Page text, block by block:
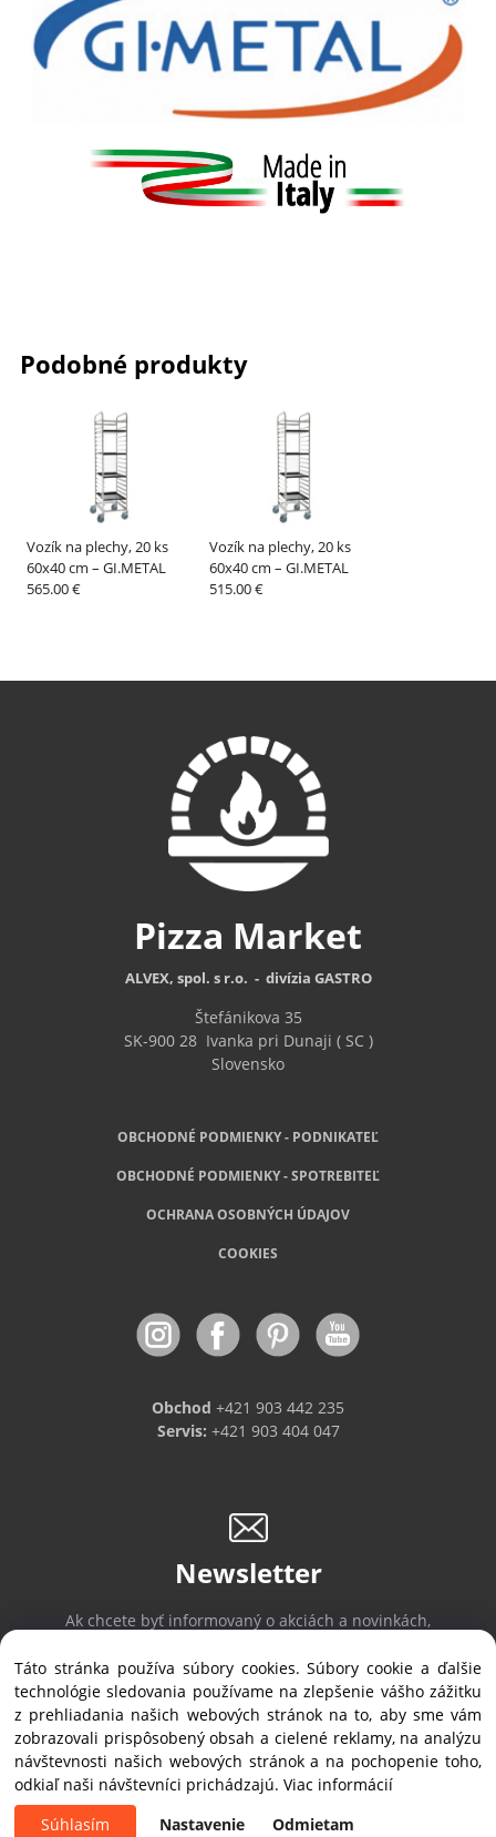
Podobné produkty
Vozík na plechy, 20 ks
60x40 cm – GI.METAL
565.00 €
Vozík na plechy, 20 ks
60x40 cm – GI.METAL
515.00 €
Pizza Market
ALVEX, spol. s r.o. - divízia GASTRO
Štefánikova 35
SK-900 28Ivanka pri Dunaji ( SC )
Slovensko
OBCHODNÉ PODMIENKY - PODNIKATEĽ
OBCHODNÉ PODMIENKY - SPOTREBITEĽ
OCHRANA OSOBNÝCH ÚDAJOV
COOKIES
Obchod +421 903 442 235
Servis: +421 903 404 047
Newsletter
Ak chcete byť informovaný o akciách a novinkách,
Prihlásiť sa/ Odhlásiť sa
Copyright © 2019 ALVEX, spol.s r.o., All rights reserved | Štefánikova 35, SK-900
28 Ivanka pri Dunaji
Táto stránka používa súbory cookies. Súbory cookie a ďalšie
technológie sledovania používame na zlepšenie vášho zážitku
z prehliadania našich webových stránok na to, aby sme vám
zobrazovali prispôsobený obsah a cielené reklamy, na analýzu
návštevnosti našich webových stránok a na pochopenie toho,
odkiaľ naši návštevníci prichádzajú. Viac informácií
Súhlasím
Nastavenie Odmietam